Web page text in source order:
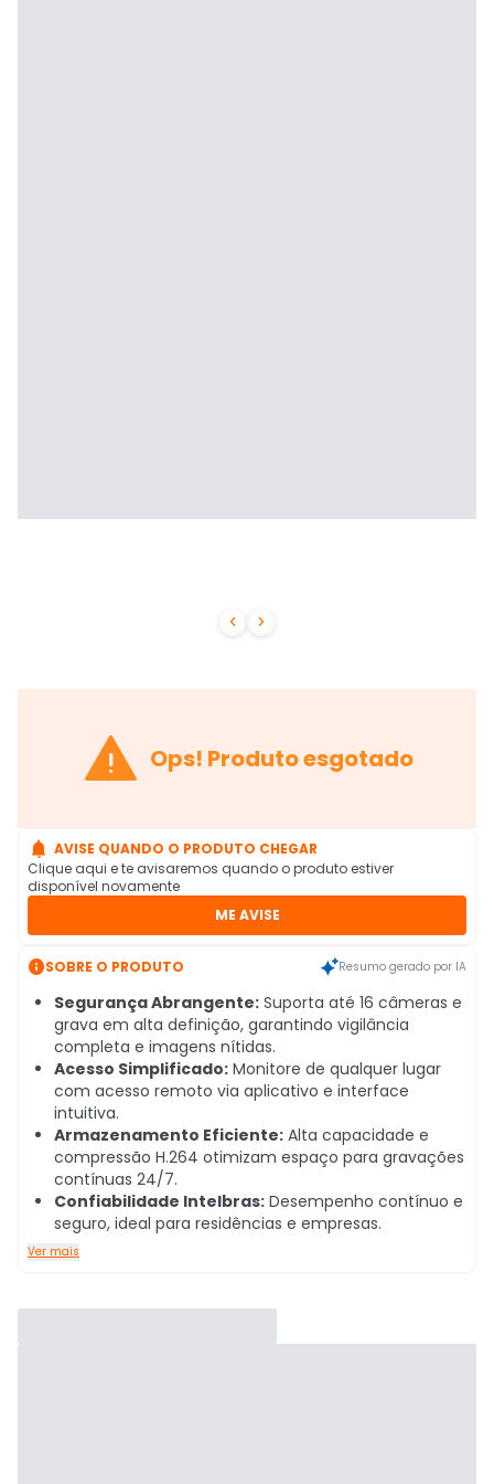
 
 Ops! Produto esgotado
 AVISE QUANDO O PRODUTO CHEGAR
Clique aqui e te avisaremos quando o produto estiver
disponível novamente
ME AVISE
SOBRE O PRODUTO Resumo gerado por IA
Segurança Abrangente: Suporta até 16 câmeras e
grava em alta definição, garantindo vigilância
completa e imagens nítidas.
Acesso Simplificado: Monitore de qualquer lugar
com acesso remoto via aplicativo e interface
intuitiva.
Armazenamento Eficiente: Alta capacidade e
compressão H.264 otimizam espaço para gravações
contínuas 24/7.
Confiabilidade Intelbras: Desempenho contínuo e
seguro, ideal para residências e empresas.
Ver mais